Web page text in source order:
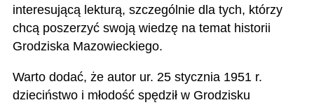
interesującą lekturą, szczególnie dla tych, którzy
chcą poszerzyć swoją wiedzę na temat historii
Grodziska Mazowieckiego.
Warto dodać, że autor ur. 25 stycznia 1951 r.
dzieciństwo i młodość spędził w Grodzisku